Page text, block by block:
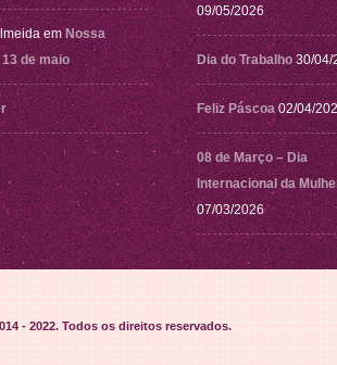
em Nossa
de maio
09/05/2026
Dia do Trabalho 30/04/
Feliz Páscoa 02/04/
08 de Março – Dia
Internacional da
07/03/2026
- 2022. Todos os direitos reservados.